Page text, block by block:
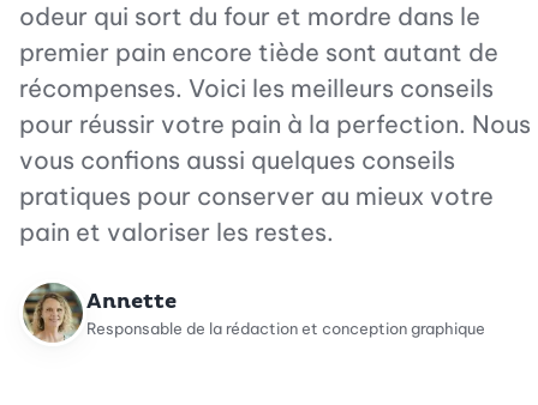
odeur qui sort du four et mordre dans le
premier pain encore tiède sont autant de
récompenses. Voici les meilleurs conseils
pour réussir votre pain à la perfection. Nous
vous confions aussi quelques conseils
pratiques pour conserver au mieux votre
pain et valoriser les restes.
Annette
Responsable de la rédaction et conception graphique